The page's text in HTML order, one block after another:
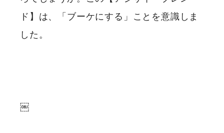
ド】は、「ブーケにする」ことを意識しま
した。
￼